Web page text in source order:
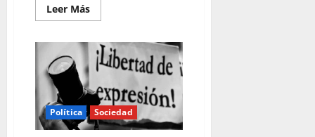
Leer MásLeer
más
CIUDADANOS,
EL
NECESARIO
FÉNIX
ESPAÑOL
Política Sociedad